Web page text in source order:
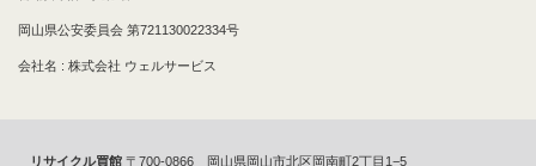
岡山県公安委員会 第721130022334号
会社名 : 株式会社 ウェルサービス
リサイクル買館 〒700-0866 岡山県岡山市北区岡南町2丁目1−5